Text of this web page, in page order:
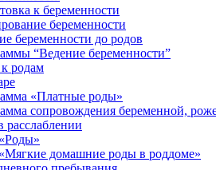
к беременности
беременности
беременности до родов
“Ведение беременности”
родам
«Платные роды»
сопровождения беременной,
расслаблении
домашние роды в роддоме»